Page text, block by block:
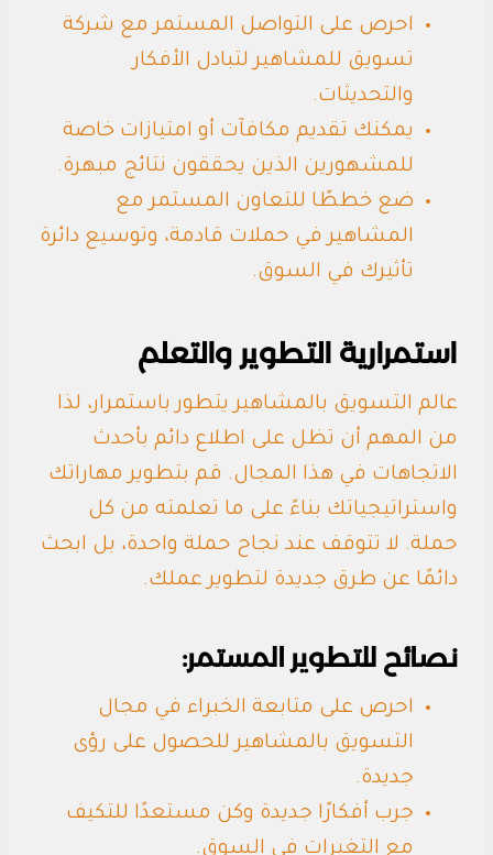
احرص على التواصل المستمر مع شركة
تسويق للمشاهير لتبادل الأفكار
والتحديثات.
يمكنك تقديم مكافآت أو امتيازات خاصة
للمشهورين الذين يحققون نتائج مبهرة.
ضع خططًا للتعاون المستمر مع
المشاهير في حملات قادمة، وتوسيع دائرة
تأثيرك في السوق.
استمرارية التطوير والتعلم
عالم التسويق بالمشاهير يتطور باستمرار، لذا
من المهم أن تظل على اطلاع دائم بأحدث
الاتجاهات في هذا المجال. قم بتطوير مهاراتك
واستراتيجياتك بناءً على ما تعلمته من كل
حملة. لا تتوقف عند نجاح حملة واحدة، بل ابحث
دائمًا عن طرق جديدة لتطوير عملك.
نصائح للتطوير المستمر:
احرص على متابعة الخبراء في مجال
التسويق بالمشاهير للحصول على رؤى
جديدة.
جرب أفكارًا جديدة وكن مستعدًا للتكيف
مع التغيرات في السوق.